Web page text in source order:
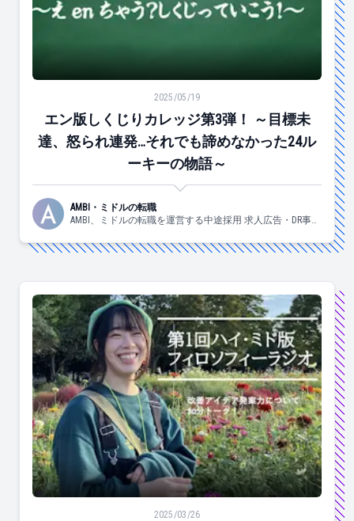
エン版しくじりカレッジ第3弾！ ～目標未達、怒られ
2025/05/19
エン版しくじりカレッジ第3弾！ ～目標未
達、怒られ連発…それでも諦めなかった24ル
ーキーの物語～
AMBI・ミドルの転職
AMBI、ミドルの転職を運営する中途採用 求人広告・DR事業
2025/03/26